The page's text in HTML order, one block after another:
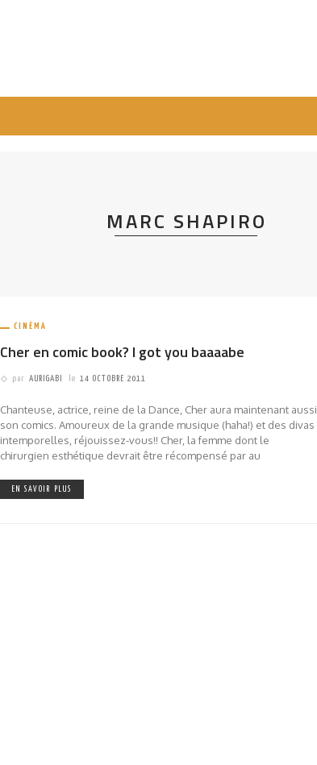
MARC SHAPIRO
CINÉMA
Cher en comic book? I got you baaaabe
par AURIGABI le 14 OCTOBRE 2011
Chanteuse, actrice, reine de la Dance, Cher aura maintenant aussi
son comics. Amoureux de la grande musique (haha!) et des divas
intemporelles, réjouissez-vous!! Cher, la femme dont le
chirurgien esthétique devrait être récompensé par au
EN SAVOIR PLUS